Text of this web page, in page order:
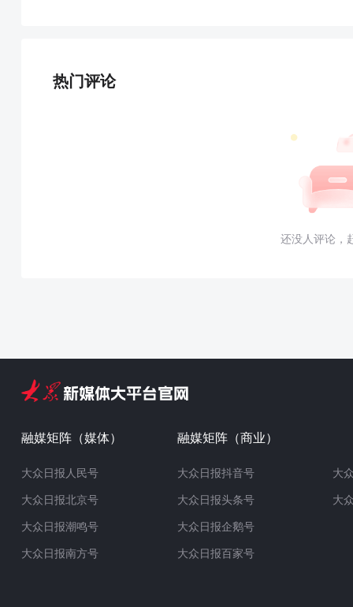
热门评论
还没人评论，
融媒矩阵（媒体）
大众日报人民号
大众日报北京号
大众日报潮鸣号
大众日报南方号
融媒矩阵（商业）
大众日报抖音号
大众日报头条号
大众日报企鹅号
大众日报百家号
大
大